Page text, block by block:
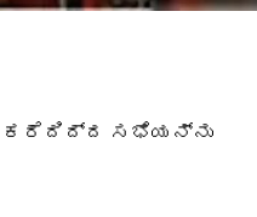
ಕರೆದಿದ್ದ ಸಭೆಯನ್ನು